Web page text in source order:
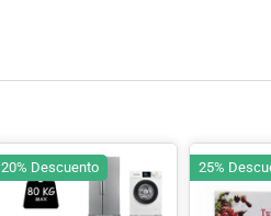
20% Descuento 25%